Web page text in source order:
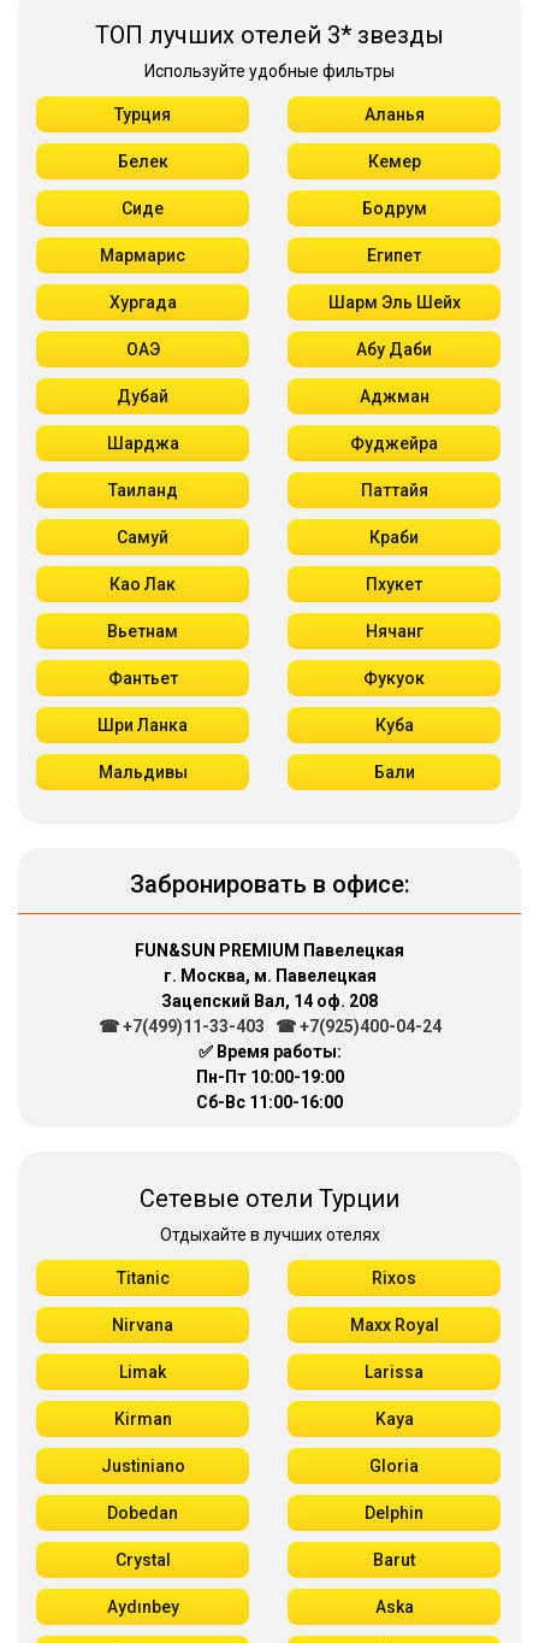
ТОП лучших отелей 3* звезды
Используйте удобные фильтры
Турция Аланья
Белек Кемер
Сиде Бодрум
Мармарис Египет
Хургада Шарм Эль Шейх
ОАЭ Абу Даби
Дубай Аджман
Шарджа Фуджейра
Таиланд Паттайя
Самуй Краби
Као Лак Пхукет
Вьетнам Нячанг
Фантьет Фукуок
Шри Ланка Куба
Мальдивы Бали
Забронировать в офисе:
FUN&SUN PREMIUM Павелецкая
г. Москва, м. Павелецкая
Зацепский Вал, 14 оф. 208
☎ +7(499)11-33-403
☎ +7(925)400-04-24
✅ Время работы:
Пн-Пт 10:00-19:00
Сб-Вс 11:00-16:00
Сетевые отели Турции
Отдыхайте в лучших отелях
Titanic Rixos
Nirvana Maxx Royal
Limak Larissa
Kirman Kaya
Justiniano Gloria
Dobedan Delphin
Crystal Barut
Aydınbey Aska